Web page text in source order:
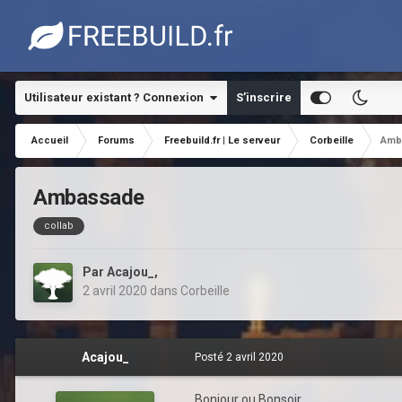
Utilisateur existant ? Connexion S’inscrire
Accueil Forums Freebuild.fr | Le serveur Corbeille
Ambassade
collab
Par Acajou_ ,
2 avril 2020 dans Corbeille
Acajou_ Posté 2 avril 2020